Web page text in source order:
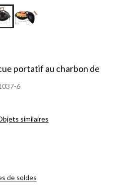
portatif au charbon de
6
similaires
de soldes